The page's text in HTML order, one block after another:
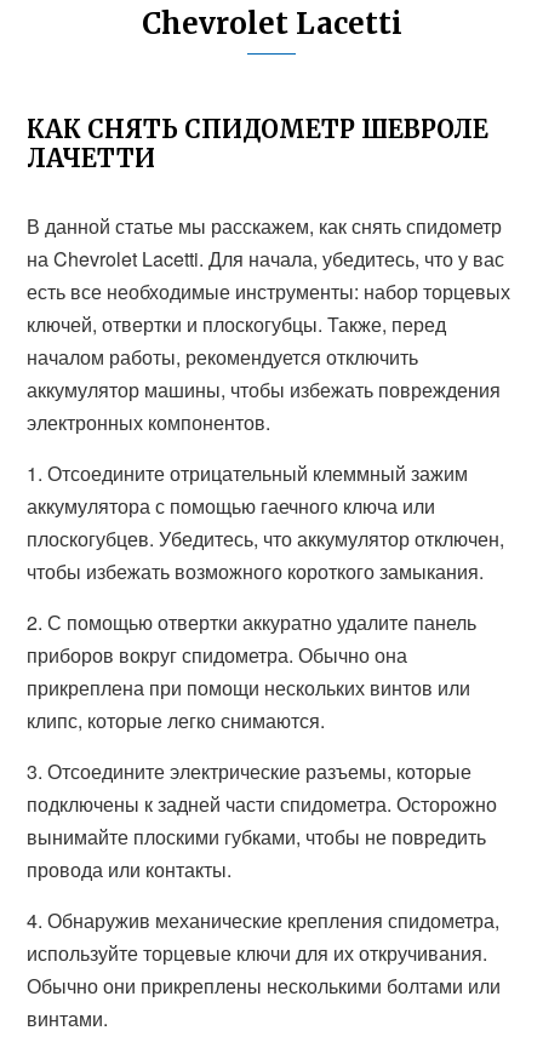
Chevrolet Lacetti
КАК СНЯТЬ СПИДОМЕТР ШЕВРОЛЕ
ЛАЧЕТТИ
В данной статье мы расскажем, как снять спидометр
на Chevrolet Lacetti. Для начала, убедитесь, что у вас
есть все необходимые инструменты: набор торцевых
ключей, отвертки и плоскогубцы. Также, перед
началом работы, рекомендуется отключить
аккумулятор машины, чтобы избежать повреждения
электронных компонентов.
1. Отсоедините отрицательный клеммный зажим
аккумулятора с помощью гаечного ключа или
плоскогубцев. Убедитесь, что аккумулятор отключен,
чтобы избежать возможного короткого замыкания.
2. С помощью отвертки аккуратно удалите панель
приборов вокруг спидометра. Обычно она
прикреплена при помощи нескольких винтов или
клипс, которые легко снимаются.
3. Отсоедините электрические разъемы, которые
подключены к задней части спидометра. Осторожно
вынимайте плоскими губками, чтобы не повредить
провода или контакты.
4. Обнаружив механические крепления спидометра,
используйте торцевые ключи для их откручивания.
Обычно они прикреплены несколькими болтами или
винтами.